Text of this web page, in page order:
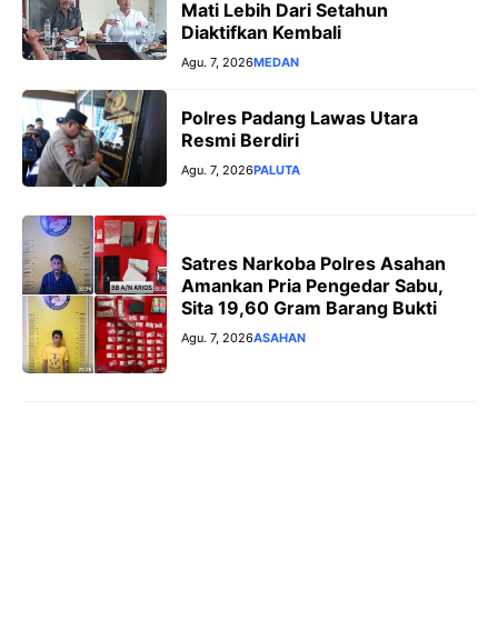
Mati Lebih Dari Setahun
Diaktifkan Kembali
Agu. 7, 2026MEDAN
Polres Padang Lawas Utara
Resmi Berdiri
Agu. 7, 2026PALUTA
Satres Narkoba Polres Asahan
Amankan Pria Pengedar Sabu,
Sita 19,60 Gram Barang Bukti
Agu. 7, 2026ASAHAN